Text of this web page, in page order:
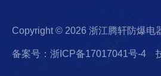
Copyright © 2026 浙江腾轩防爆电
备案号：浙ICP备17017041号-4